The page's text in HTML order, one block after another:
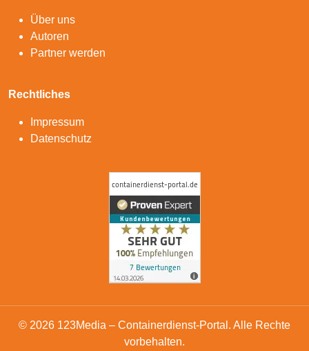
Über uns
Autoren
Partner werden
Rechtliches
Impressum
Datenschutz
© 2026 123Media – Containerdienst-Portal. Alle Rechte
vorbehalten.